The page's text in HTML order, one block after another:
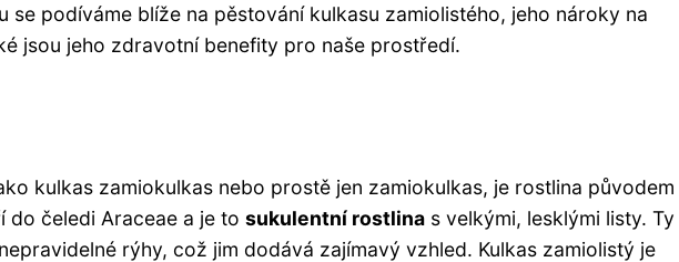
se podíváme blíže na pěstování kulkasu zamiolistého, jeho nároky na
jsou jeho zdravotní benefity pro naše prostředí.
kulkas zamiokulkas nebo prostě jen zamiokulkas, je rostlina původem
čeledi Araceae a je to sukulentní rostlina s velkými, lesklými listy. Ty
rýhy, což jim dodává zajímavý vzhled. Kulkas zamiolistý je